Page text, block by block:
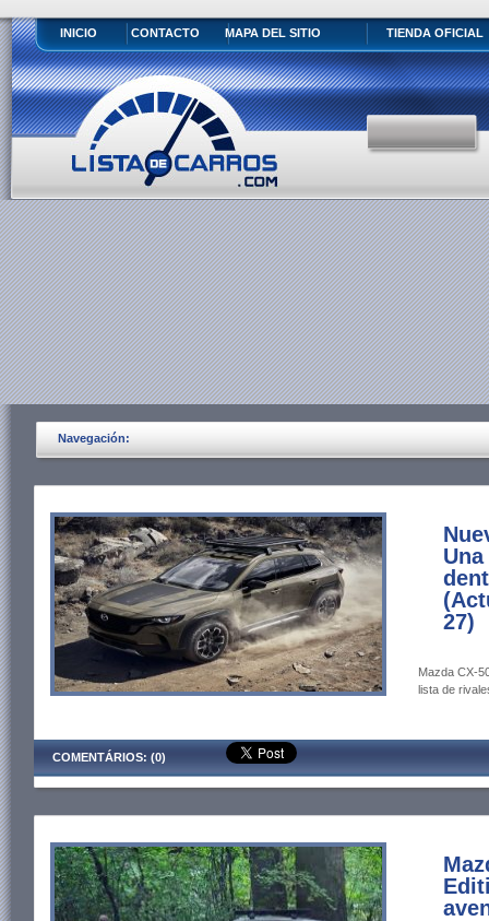
INICIO CONTACTO MAPA DEL SITIO TIENDA OFICIAL
Navegación:
27)
Mazda CX-
lista de
COMENTÁRIOS: (0)